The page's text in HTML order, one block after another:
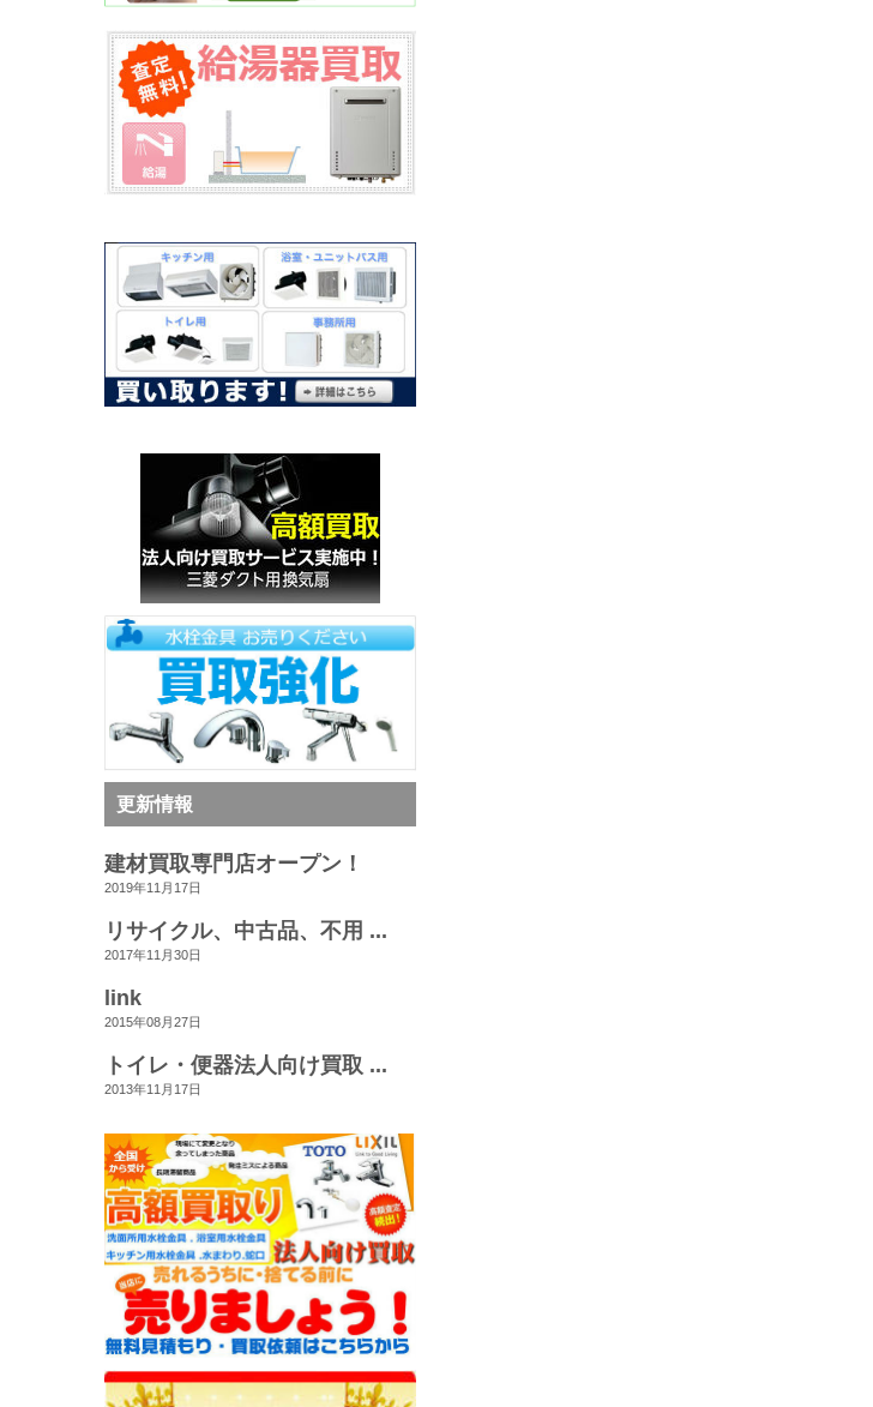
更新情報
建材買取専門店オープン！
2019年11月17日
リサイクル、中古品、不用 ...
2017年11月30日
link
2015年08月27日
トイレ・便器法人向け買取 ...
2013年11月17日